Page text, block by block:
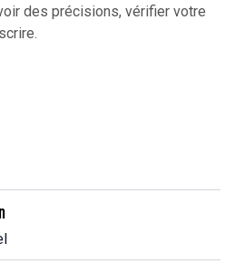
des précisions, vérifier votre